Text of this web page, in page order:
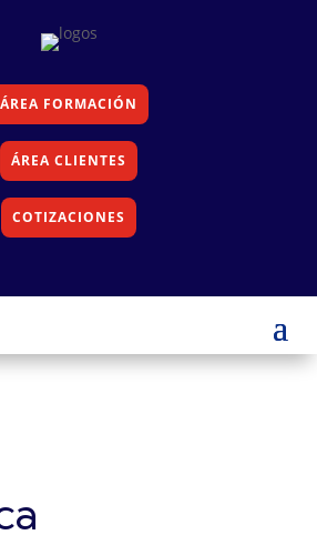
ÁREA FORMACIÓN
ÁREA CLIENTES
COTIZACIONES